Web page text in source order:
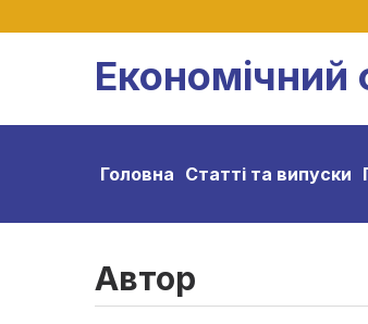
Головна Статті та випуски
Автор